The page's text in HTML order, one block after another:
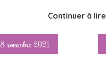
Continuer à lire
8 novembre 2021